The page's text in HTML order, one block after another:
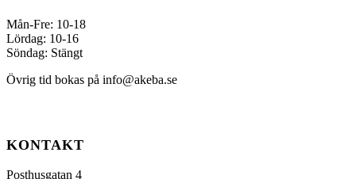
Mån-Fre: 10-18
Lördag: 10-16
Söndag: Stängt
Övrig tid bokas på info@akeba.se
KONTAKT
Posthusgatan 4